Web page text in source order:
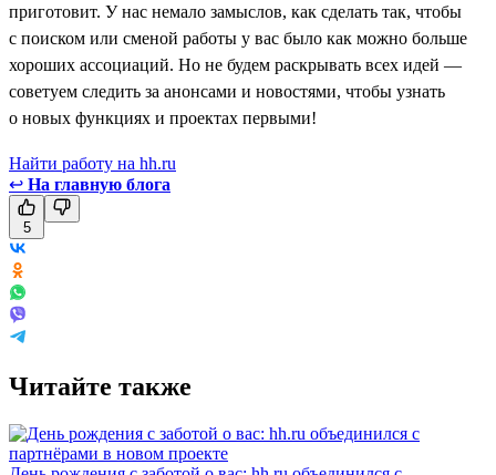
приготовит. У нас немало замыслов, как сделать так, чтобы
с поиском или сменой работы у вас было как можно больше
хороших ассоциаций. Но не будем раскрывать всех идей —
советуем следить за анонсами и новостями, чтобы узнать
о новых функциях и проектах первыми!
Найти работу на hh.ru
↩ На главную блога
5
Читайте также